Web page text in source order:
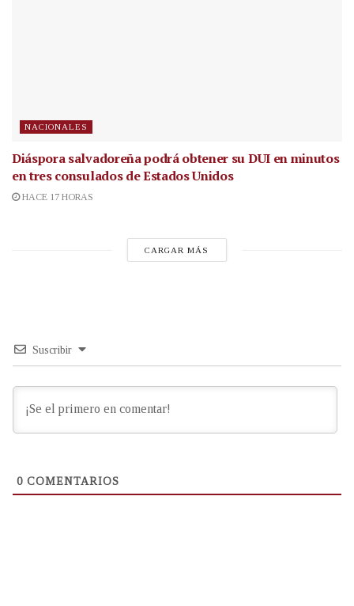
NACIONALES
Diáspora salvadoreña podrá obtener su DUI en minutos
en tres consulados de Estados Unidos
HACE 17 HORAS
CARGAR MÁS
Suscribir
0 COMENTARIOS